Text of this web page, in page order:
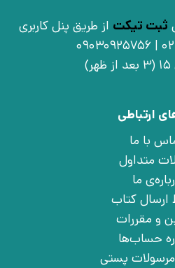
ثبت تیکت از طریق پنل کاربری
ارتباطی
با ما
متداول
ما
ارسال کتاب
و مقررات
حساب‌ها
پستی